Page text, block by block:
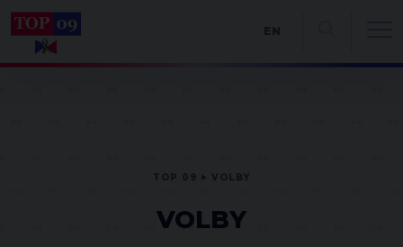
VOLBY